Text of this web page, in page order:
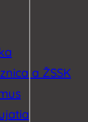
a ŽSSK